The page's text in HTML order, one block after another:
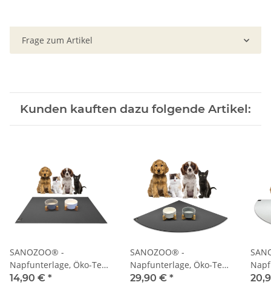
Frage zum Artikel
Kunden kauften dazu folgende Artikel:
SANOZOO® -
Napfunterlage, Öko-Tex,
Rechteckig 40 x 60 cm
14,90 € *
SANOZOO® -
Napfunterlage, Öko-Tex,
Eckrund 60 x 60 cm Grau
29,90 € *